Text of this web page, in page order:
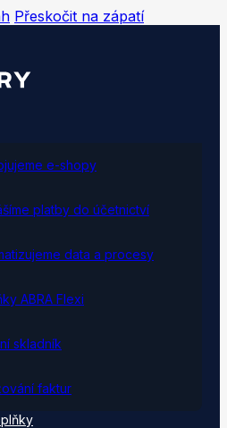
Přeskočit na zápatí
e-shopy
platby do účetnictví
data a procesy
ABRA Flexi
skladník
faktur